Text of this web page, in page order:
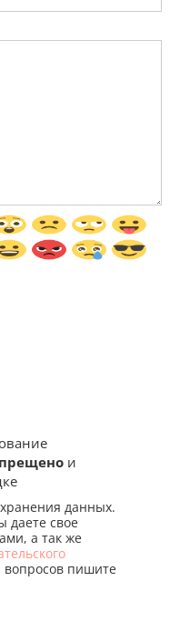
и
данных.
даете свое
а так же
вопросов пишите